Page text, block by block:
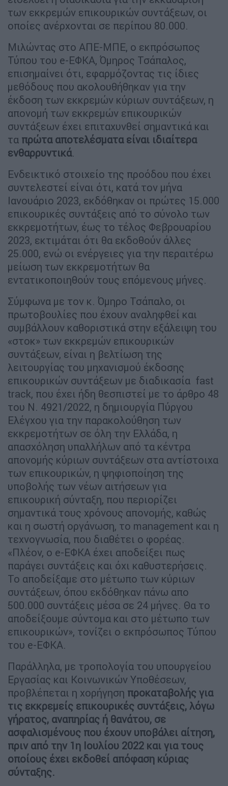
των εκκρεμών επικουρικών συντάξεων, οι
οποίες ανέρχονται σε περίπου 80.000.
Μιλώντας στο ΑΠΕ-ΜΠΕ, ο εκπρόσωπος
Τύπου του e-ΕΦΚΑ, Όμηρος Τσάπαλος,
επισημαίνει ότι, εφαρμόζοντας τις ίδιες
μεθόδους που ακολουθήθηκαν για την
έκδοση των εκκρεμών κύριων συντάξεων, η
απονομή των εκκρεμών επικουρικών
συντάξεων έχει επιταχυνθεί σημαντικά και
τα πρώτα αποτελέσματα είναι ιδιαίτερα
ενθαρρυντικά.
Ενδεικτικό στοιχείο της προόδου που έχει
συντελεστεί είναι ότι, κατά τον μήνα
Ιανουάριο 2023, εκδόθηκαν οι πρώτες 15.000
επικουρικές συντάξεις από το σύνολο των
εκκρεμοτήτων, έως το τέλος Φεβρουαρίου
2023, εκτιμάται ότι θα εκδοθούν άλλες
25.000, ενώ οι ενέργειες για την περαιτέρω
μείωση των εκκρεμοτήτων θα
εντατικοποιηθούν τους επόμενους μήνες.
Σύμφωνα με τον κ. Όμηρο Τσάπαλο, οι
πρωτοβουλίες που έχουν αναληφθεί και
συμβάλλουν καθοριστικά στην εξάλειψη του
«στοκ» των εκκρεμών επικουρικών
συντάξεων, είναι η βελτίωση της
λειτουργίας του μηχανισμού έκδοσης
επικουρικών συντάξεων με διαδικασία fast
track, που έχει ήδη θεσπιστεί με το άρθρο 48
του Ν. 4921/2022, η δημιουργία Πύργου
Ελέγχου για την παρακολούθηση των
εκκρεμοτήτων σε όλη την Ελλάδα, η
απασχόληση υπαλλήλων από τα κέντρα
απονομής κύριων συντάξεων στα αντίστοιχα
των επικουρικών, η ψηφιοποίηση της
υποβολής των νέων αιτήσεων για
επικουρική σύνταξη, που περιορίζει
σημαντικά τους χρόνους απονομής, καθώς
και η σωστή οργάνωση, το management και η
τεχνογνωσία, που διαθέτει ο φορέας.
«Πλέον, ο e-ΕΦΚΑ έχει αποδείξει πως
παράγει συντάξεις και όχι καθυστερήσεις.
Το αποδείξαμε στο μέτωπο των κύριων
συντάξεων, όπου εκδόθηκαν πάνω απο
500.000 συντάξεις μέσα σε 24 μήνες. Θα το
αποδείξουμε σύντομα και στο μέτωπο των
επικουρικών», τονίζει ο εκπρόσωπος Τύπου
του e-ΕΦΚΑ.
Παράλληλα, με τροπολογία του υπουργείου
Εργασίας και Κοινωνικών Υποθέσεων,
προβλέπεται η χορήγηση προκαταβολής για
τις εκκρεμείς επικουρικές συντάξεις, λόγω
γήρατος, αναπηρίας ή θανάτου, σε
ασφαλισμένους που έχουν υποβάλει αίτηση,
πριν από την 1η Ιουλίου 2022 και για τους
οποίους έχει εκδοθεί απόφαση κύριας
σύνταξης.